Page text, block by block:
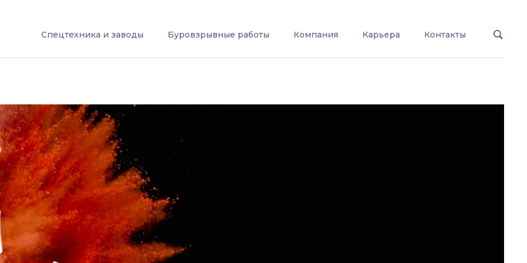
Спецтехника и заводы Буровзрывные работы Компания Карьера Контакты